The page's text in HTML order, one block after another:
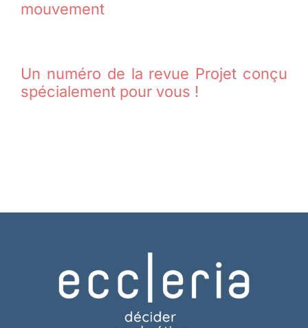
mouvement
Un numéro de la revue Projet conçu
spécialement pour vous !